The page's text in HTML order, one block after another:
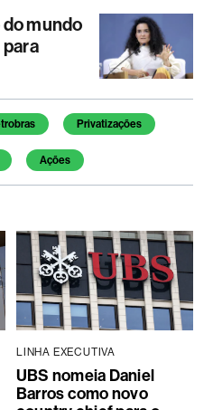
mundo
Privatizações
Ações
LINHA EXECUTIVA
UBS nomeia Daniel
Barros como novo